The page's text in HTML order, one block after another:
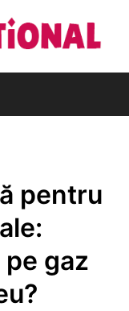
pentru
gaz